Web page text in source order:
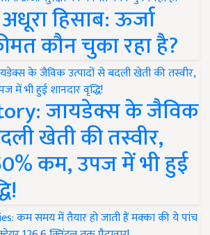
हिसाब: ऊर्जा
कौन चुका रहा है?
जायडेक्स के जैविक
खेती की तस्वीर,
कम, उपज में भी हुई